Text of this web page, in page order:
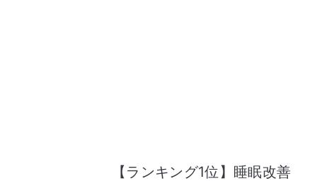
【ランキング1位】睡眠改善